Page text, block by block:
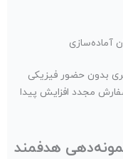
آماده‌سازی
بدون حضور فیزیکی
مجدد افزایش پیدا
هدفمند